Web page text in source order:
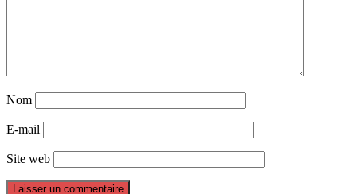
Nom
E-mail
Site web